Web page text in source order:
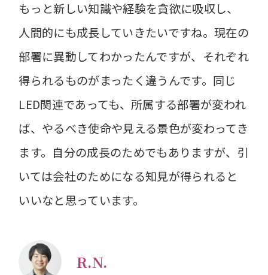
もっと新しい知識や経験を貪欲に吸収し、
人間的にも成長していきたいですね。現在の
部署に異動してわかったんですが、それぞれ
得られるものがまったく違うんです。同じ
LED関連であっても、所属する部署が変われ
ば、やるべき使命や見える景色が変わってき
ます。自分の成長のためでもありますが、引
いては会社のためになる知見が得られると
いいなと思っています。
R.N.